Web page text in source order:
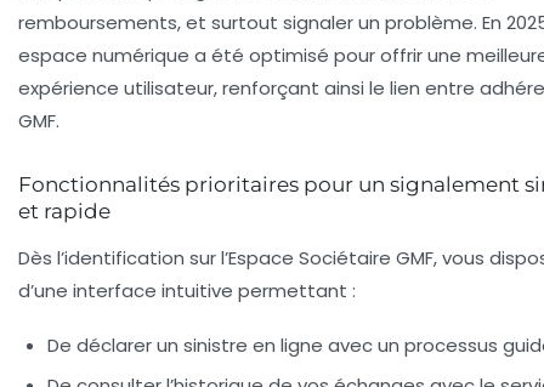
remboursements, et surtout signaler un problème. En
espace numérique a été optimisé pour offrir une
expérience utilisateur, renforçant ainsi le lien entre
GMF.
Fonctionnalités prioritaires pour un signalement
et rapide
Dès l’identification sur l’Espace Sociétaire GMF, vous
d’une interface intuitive permettant :
De déclarer un sinistre en ligne avec un processus